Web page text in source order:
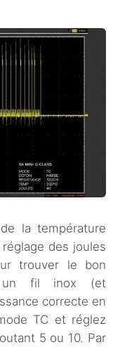
la température
des joules
trouver le bon
un fil inox (et
correcte en
TC et réglez
5 ou 10. Par